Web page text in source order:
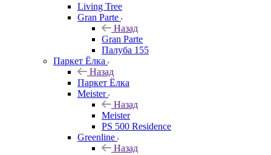
Living Tree
Gran Parte
Назад
Gran Parte
Палуба 155
Паркет Ёлка
Назад
Паркет Ёлка
Meister
Назад
Meister
PS 500 Residence
Greenline
Назад